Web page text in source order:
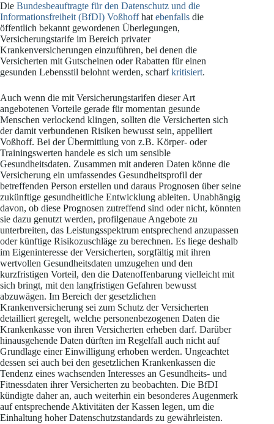
Die Bundesbeauftragte für den Datenschutz und die
Informationsfreiheit (BfDI) Voßhoffhat ebenfalls die
öffentlich bekannt gewordenen Überlegungen,
Versicherungstarife im Bereich privater
Krankenversicherungen einzuführen, bei denen die
Versicherten mit Gutscheinen oder Rabatten für einen
gesunden Lebensstil belohnt werden, scharfkritisiert.
Auch wenn die mit Versicherungstarifen dieser Art
angebotenen Vorteile gerade für momentan gesunde
Menschen verlockend klingen, sollten die Versicherten sich
der damit verbundenen Risiken bewusst sein, appelliert
Voßhoff. Bei der Übermittlung von z.B. Körper- oder
Trainingswerten handele es sich um sensible
Gesundheitsdaten. Zusammen mit anderen Daten könne die
Versicherung ein umfassendes Gesundheitsprofil der
betreffenden Person erstellen und daraus Prognosen über seine
zukünftige gesundheitliche Entwicklung ableiten. Unabhängig
davon, ob diese Prognosen zutreffend sind oder nicht, könnten
sie dazu genutzt werden, profilgenaue Angebote zu
unterbreiten, das Leistungsspektrum entsprechend anzupassen
oder künftige Risikozuschläge zu berechnen. Es liege deshalb
im Eigeninteresse der Versicherten, sorgfältig mit ihren
wertvollen Gesundheitsdaten umzugehen und den
kurzfristigen Vorteil, den die Datenoffenbarung vielleicht mit
sich bringt, mit den langfristigen Gefahren bewusst
abzuwägen. Im Bereich der gesetzlichen
Krankenversicherung sei zum Schutz der Versicherten
detailliert geregelt, welche personenbezogenen Daten die
Krankenkasse von ihren Versicherten erheben darf. Darüber
hinausgehende Daten dürften im Regelfall auch nicht auf
Grundlage einer Einwilligung erhoben werden. Ungeachtet
dessen sei auch bei den gesetzlichen Krankenkassen die
Tendenz eines wachsenden Interesses an Gesundheits- und
Fitnessdaten ihrer Versicherten zu beobachten. Die BfDI
kündigte daher an, auch weiterhin ein besonderes Augenmerk
auf entsprechende Aktivitäten der Kassen legen, um die
Einhaltung hoher Datenschutzstandards zu gewährleisten.